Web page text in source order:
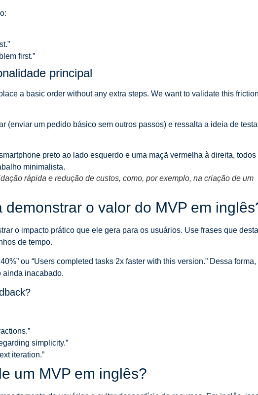
first.”
principal
a basic order without any extra steps. We want to validate this
(enviar um pedido básico sem outros passos) e ressalta a ideia de
rápida e redução de custos, como, por exemplo, na criação de um
o valor do MVP em
o impacto prático que ele gera para os usuários. Use frases que
de tempo.
ou “Users completed tasks 2x faster with this version.” Dessa
ainda inacabado.
simplicity.”
iteration.”
um MVP em inglês?